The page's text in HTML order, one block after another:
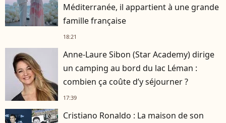
Méditerranée, il appartient à une grande
famille française
18:21
Anne-Laure Sibon (Star Academy) dirige
un camping au bord du lac Léman :
combien ça coûte d’y séjourner ?
17:39
Cristiano Ronaldo : La maison de son